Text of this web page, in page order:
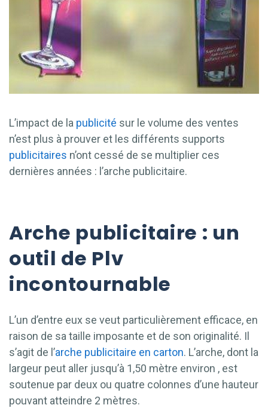
L’impact de la publicité sur le volume des ventes
n’est plus à prouver et les différents supports
publicitaires n’ont cessé de se multiplier ces
dernières années : l’arche publicitaire.
Arche publicitaire : un
outil de Plv
incontournable
L’un d’entre eux se veut particulièrement efficace, en
raison de sa taille imposante et de son originalité. Il
s’agit de l’arche publicitaire en carton. L’arche, dont la
largeur peut aller jusqu’à 1,50 mètre environ , est
soutenue par deux ou quatre colonnes d’une hauteur
pouvant atteindre 2 mètres.